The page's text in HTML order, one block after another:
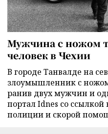
Мужчина с ножом
человек в Чехии
В городе Танвалде на
злоумышленник с
ранив двух мужчин и
портал Idnes со
полиции и скорой